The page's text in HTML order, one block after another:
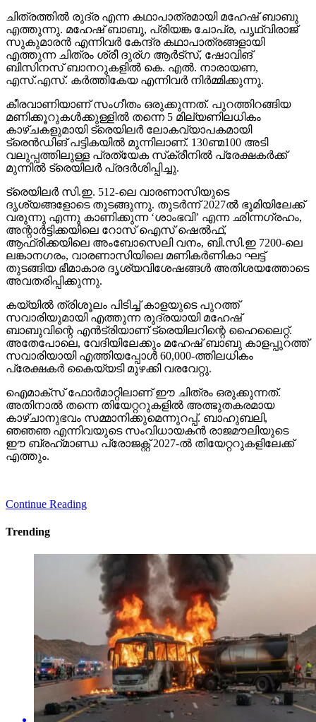
ചിത്രത്തില്‍ രുദ്ര എന്ന കഥാപാത്രമായി മഹേഷ് ബാബു
എത്തുന്നു. മഹേഷ് ബാബു, പ്രിയങ്ക ചോപ്ര, പൃഥ്വിരാജ്
സുകുമാരന്‍ എന്നിവര്‍ കേന്ദ്ര കഥാപാത്രങ്ങളായി
എത്തുന്ന ചിത്രം ശ്രീ ദുര്ഗ ആര്‍ട്‌സ്, ഷോവിങ്
ബിസിനസ് ബാനറുകളില്‍ കെ. എല്‍. നാരായണ,
എസ്.എസ്. കര്‍ത്തികേയ എന്നിവര്‍ നിര്‍മ്മിക്കുന്നു.
കീരവാണിയാണ് സംഗീതം ഒരുക്കുന്നത്. പുറത്തിറങ്ങിയ
മണിക്കൂറുകള്‍ക്കുള്ളില്‍ തന്നെ 5 മില്യണിലധികം
കാഴ്ചകളുമായി ട്രെയിലര്‍ ലോകവ്യാപകമായി
ട്രെന്‍ഡിങ് പട്ടികയില്‍ മുന്നിലാണ്. 130ണ്മ100 അടി
വലുപ്പത്തിലുള്ള പ്രത്യേക സ്‌ക്രീനില്‍ പ്രേക്ഷകര്‍ക്ക്
മുന്നില്‍ ട്രെയിലര്‍ പ്രദര്‍ശിപ്പിച്ചു.
ട്രെയിലര്‍ സി.ഇ. 512-ലെ വാരണാസിയുടെ
ദൃശ്യങ്ങളോടെ തുടങ്ങുന്നു. തുടര്‍ന്ന് 2027ല്‍ ഭൂമിയിലേക്ക്
വരുന്നു എന്നു കാണിക്കുന്ന ‘ശാംഭവി’ എന്ന ഛിന്നഗ്രഹം,
അന്റാര്‍ട്ടിക്കയിലെ റോസ് ഐസ് ഷെല്‍ഫ്,
ആഫ്രിക്കയിലെ അംബോസെലി വനം, ബി.സി.ഇ 7200-ലെ
ലങ്കാനഗരം, വാരണാസിയിലെ മണികര്‍ണികാ ഘട്ട്
തുടങ്ങിയ ഭീമാകാര ദൃശ്യവിശേഷങ്ങള്‍ അതിശയത്തോടെ
അവതരിപ്പിക്കുന്നു.
കയ്യില്‍ ത്രിശൂലം പിടിച്ച് കാളയുടെ പുറത്ത്
സവാരിയുമായി എത്തുന്ന രുദ്രയായി മഹേഷ്
ബാബുവിന്റെ എന്‍ട്രിയാണ് ട്രെയിലറിന്റെ ഹൈലൈറ്റ്.
അതേപോലെ, വേദിയിലേക്കും മഹേഷ് ബാബു കാളപ്പുറത്ത്
സവാരിയായി എത്തിയപ്പോള്‍ 60,000-ത്തിലധികം
പ്രേക്ഷകര്‍ കൈയ്യടി മുഴക്കി വരവേറ്റു.
ഐമാക്‌സ് ഫോര്‍മാറ്റിലാണ് ഈ ചിത്രം ഒരുക്കുന്നത്.
അതിനാല്‍ തന്നെ തിയേറ്ററുകളില്‍ അത്ഭുതകരമായ
കാഴ്ചാനുഭവം സമ്മാനിക്കുമെന്നുറപ്പ്. ബാഹുബലി,
ഞഞഞ എന്നിവയുടെ സംവിധായകന്‍ രാജമൗലിയുടെ
ഈ ബ്രഹ്‌മാണ്ഡ പ്രോജക്റ്റ് 2027-ല്‍ തിയേറ്ററുകളിലേക്ക്
എത്തും.
Continue Reading
Trending